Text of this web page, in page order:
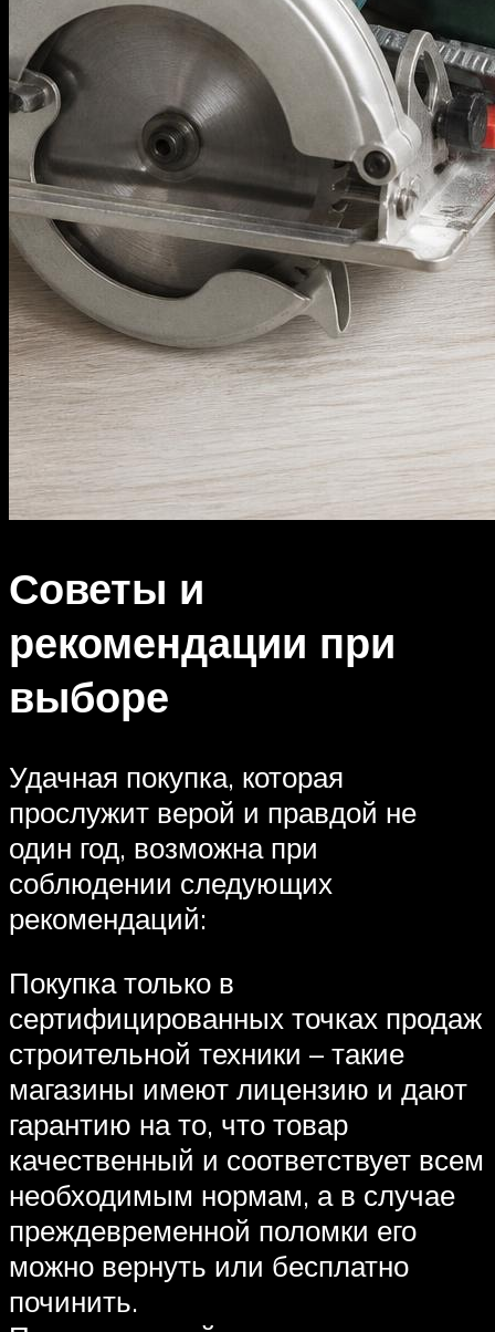
Советы и
рекомендации при
выборе
Удачная покупка, которая
прослужит верой и правдой не
один год, возможна при
соблюдении следующих
рекомендаций:
Покупка только в
сертифицированных точках продаж
строительной техники – такие
магазины имеют лицензию и дают
гарантию на то, что товар
качественный и соответствует всем
необходимым нормам, а в случае
преждевременной поломки его
можно вернуть или бесплатно
починить.